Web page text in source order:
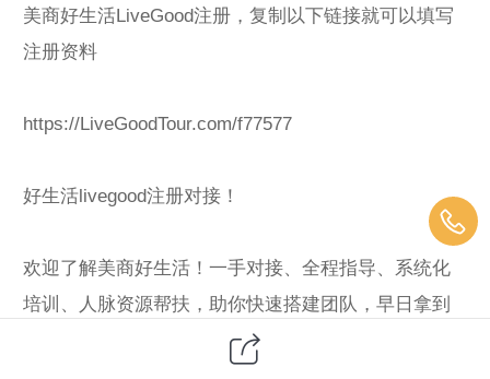
美商好生活LiveGood注册，复制以下链接就可以填写
注册资料
https://LiveGoodTour.com/f77577
好生活livegood注册对接！
欢迎了解美商好生活！一手对接、全程指导、系统化
培训、人脉资源帮扶，助你快速搭建团队，早日拿到
结果，欢迎各大团队和个人前来对接。